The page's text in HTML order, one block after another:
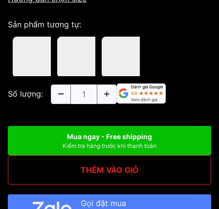
Sản phẩm tương tự:
Số lượng:
Mua ngay - Free shipping
Kiểm tra hàng trước khi thanh toán
THÊM VÀO GIỎ
Gọi đặt mua